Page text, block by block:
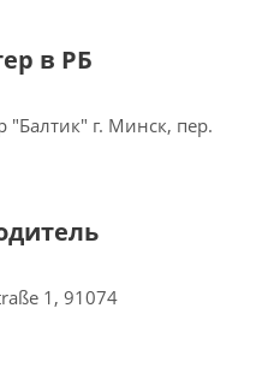
в РБ
г. Минск, пер.
1, 91074